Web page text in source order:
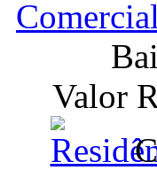
Valor